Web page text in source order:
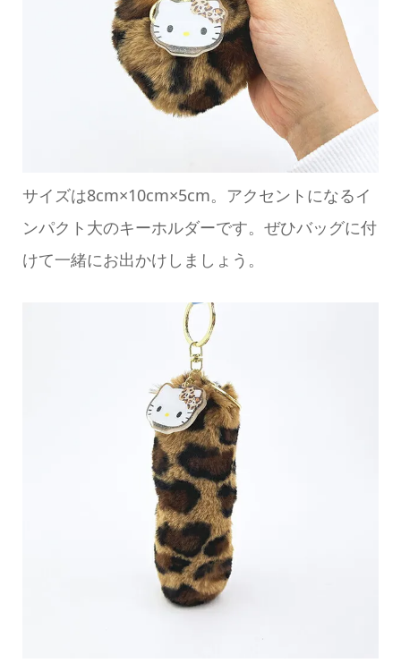
サイズは8cm×10cm×5cm。アクセントになるイ
ンパクト大のキーホルダーです。ぜひバッグに付
けて一緒にお出かけしましょう。